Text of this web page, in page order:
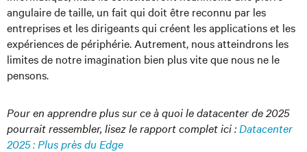
angulaire de taille, un fait qui doit être reconnu par les
entreprises et les dirigeants qui créent les applications et les
expériences de périphérie. Autrement, nous atteindrons les
limites de notre imagination bien plus vite que nous ne le
pensons.
Pour en apprendre plus sur ce à quoi le datacenter de 2025
pourrait ressembler, lisez le rapport complet ici : Datacenter
2025 : Plus près du Edge